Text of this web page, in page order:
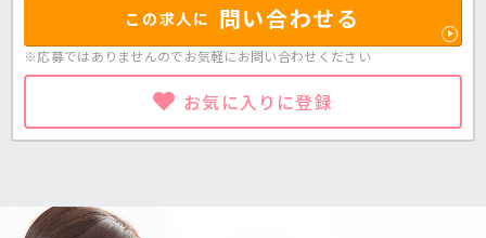
この求人に 問い合わせる
※応募ではありませんのでお気軽にお問い合わせください
お気に入りに登録